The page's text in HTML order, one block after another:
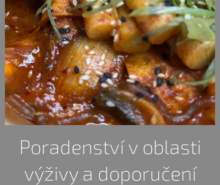
Poradenství v oblasti
výživy a doporučení